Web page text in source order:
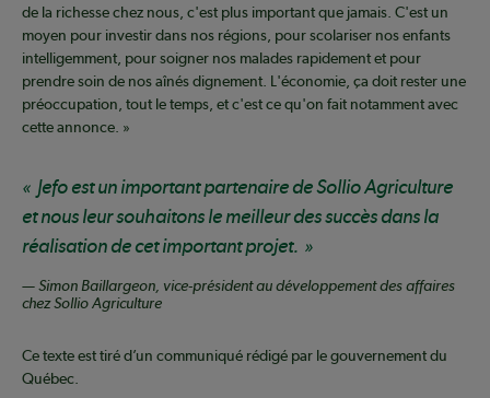
de la richesse chez nous, c'est plus important que jamais. C'est un
moyen pour investir dans nos régions, pour scolariser nos enfants
intelligemment, pour soigner nos malades rapidement et pour
prendre soin de nos aînés dignement. L'économie, ça doit rester une
préoccupation, tout le temps, et c'est ce qu'on fait notamment avec
cette annonce. »
Jefo est un important partenaire de Sollio Agriculture
et nous leur souhaitons le meilleur des succès dans la
réalisation de cet important projet.
— Simon Baillargeon, vice-président au développement des affaires
chez Sollio Agriculture
Ce texte est tiré d’un communiqué rédigé par le gouvernement du
Québec.